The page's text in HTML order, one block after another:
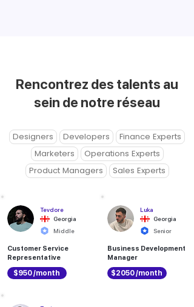
Rencontrez des talents au
sein de notre réseau
Designers Developers
Finance Experts
Marketers
Operations Experts
Product Managers
Sales Experts
Tevdore
Georgia
Middle
Customer Service
Representative
$950 /month
Luka
Georgia
Senior
Business Development
Manager
$2050 /month